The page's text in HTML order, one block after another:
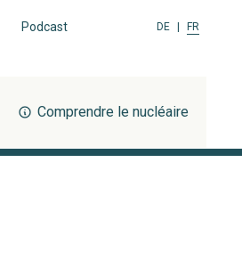
Podcast DE FR
Comprendre le nucléaire